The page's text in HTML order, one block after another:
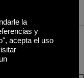
la
y
acepta el uso